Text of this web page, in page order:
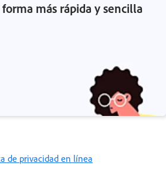
más rápida y sencilla
de privacidad en línea